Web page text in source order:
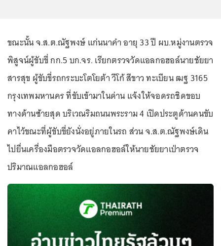
ขณะนั้น จ.ส.ต.ณัฐพงษ์ แก่นนาคำ อายุ 33 ปี ผบ.หมู่งานตรวจ
พิสูจน์ผู้ขับขี่ กก.5 บก.จร. เรียกตรวจวัดแอลกอฮอล์นายชัยยา
สารสุข ผู้ขับขี่รถกระบะโตโยต้า วีโก้ สีขาว ทะเบียน ฒฐ 3165
กรุงเทพมหานคร ที่ขับเข้ามาในด่าน แจ้งให้จอดรถชิดขอบ
ทางด้านซ้ายสุด บริเวณริมถนนพระราม 4 เปิดประตูด้านคนขับ
คาไว้ขณะที่ผู้ขับขี่ยังนั่งอยู่ภายในรถ ส่วน จ.ส.ต.ณัฐพงษ์เดิน
ไปยื่นเครื่องมือตรวจวัดแอลกอฮอล์ให้นายชัยยาเป่าตรวจ
ปริมาณแอลกอฮอล์